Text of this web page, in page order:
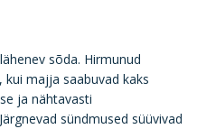
sõda. Hirmunud
majja saabuvad kaks
ja nähtavasti
sündmused süüvivad